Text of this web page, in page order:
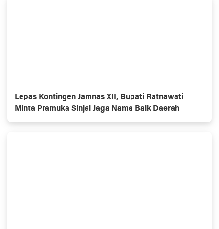
Lepas Kontingen Jamnas XII, Bupati Ratnawati
Minta Pramuka Sinjai Jaga Nama Baik Daerah